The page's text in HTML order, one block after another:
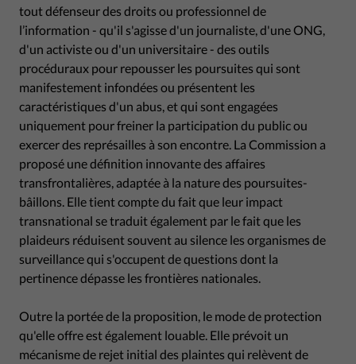
tout défenseur des droits ou professionnel de
l’information - qu'il s'agisse d'un journaliste, d'une ONG,
d'un activiste ou d'un universitaire - des outils
procéduraux pour repousser les poursuites qui sont
manifestement infondées ou présentent les
caractéristiques d'un abus, et qui sont engagées
uniquement pour freiner la participation du public ou
exercer des représailles à son encontre. La Commission a
proposé une définition innovante des affaires
transfrontalières, adaptée à la nature des poursuites-
bâillons. Elle tient compte du fait que leur impact
transnational se traduit également par le fait que les
plaideurs réduisent souvent au silence les organismes de
surveillance qui s'occupent de questions dont la
pertinence dépasse les frontières nationales.
Outre la portée de la proposition, le mode de protection
qu'elle offre est également louable. Elle prévoit un
mécanisme de rejet initial des plaintes qui relèvent de